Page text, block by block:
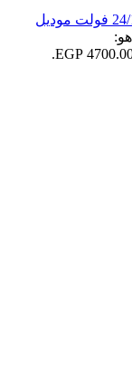
تونجر شحن وتقويم مارش من 200/30 امبير 24/12 فولت موديل